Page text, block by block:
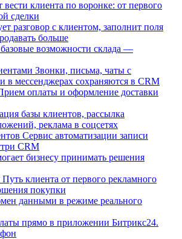
вести клиента по воронке: от первого
сделки
разговор с клиентом, заполнит поля
больше
возможности склада —
Звонки, письма, чаты с
в мессенджерах сохраняются в CRM
оплаты и оформление доставки
базы клиентов, рассылка
реклама в соцсетях
Сервис автоматизации записи
CRM
бизнесу принимать решения
Путь клиента от первого рекламного
покупки
данными в режиме реального
прямо в приложении Битрикс24.